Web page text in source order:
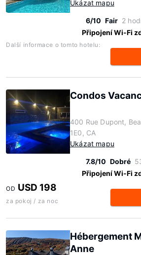
Ukázat mapu
6/10 Fair 2
Připojení Wi-Fi
Další informace o tomto hotelu:
Condos
400 Rue Dupont,
1E0, CA
Ukázat mapu
7.8/10 Dobré
Připojení Wi-Fi
OD USD 198
za pokoj / za noc
Hébergement
Anne